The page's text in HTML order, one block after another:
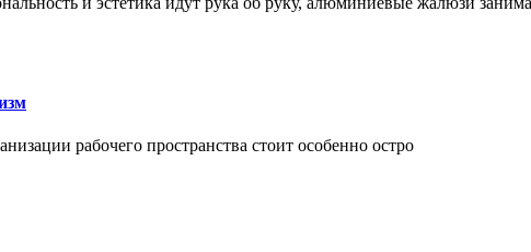
рабочего пространства стоит особенно остро